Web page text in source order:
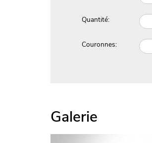
Quantité:
Couronnes:
Galerie